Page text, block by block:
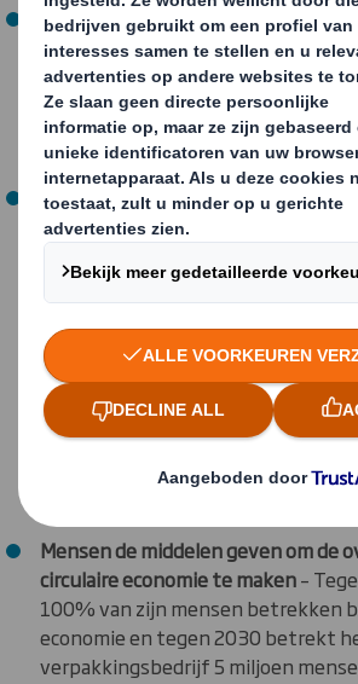
Natuurlijke hulpbronnen
mogelijk uit elke vezel te halen –
optimaliseert men het gebruik van
individuele supply chains in 100%
verpakkingsoplossingen. Men
2030 elke vezel voor elke supply
Afval en vervuiling terugdringen
circulaire oplossingen
miljard stuks probleemplastic uit de
supermarktschappen, 250.000
weg en werkt het samen met
voor ‘moeilijk recycleerbare’
Ondertussen streeft men er naar
verpakkingen en recycling te
circulaire economie mogelijk te
klanten terug te dringen en
consumenten te elimineren.
Mensen de middelen geven om de
circulaire economie te maken–
100% van zijn mensen betrekken
economie en tegen 2030 betrekt
verpakkingsbedrijf 5 miljoen